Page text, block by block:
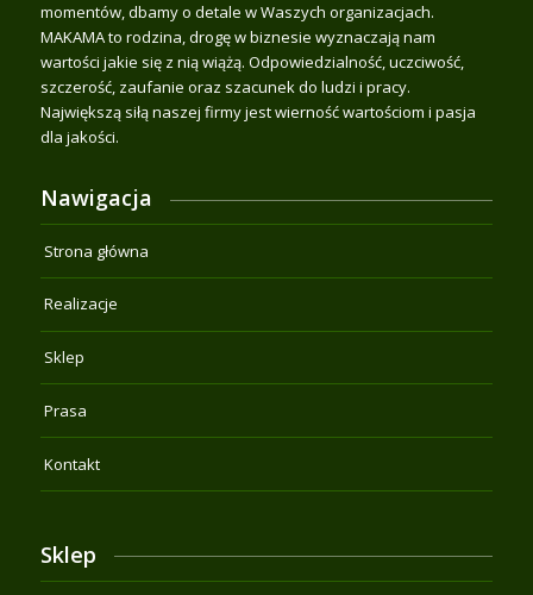
momentów, dbamy o detale w Waszych organizacjach.
MAKAMA to rodzina, drogę w biznesie wyznaczają nam
wartości jakie się z nią wiążą. Odpowiedzialność, uczciwość,
szczerość, zaufanie oraz szacunek do ludzi i pracy.
Największą siłą naszej firmy jest wierność wartościom i pasja
dla jakości.
Nawigacja
Strona główna
Realizacje
Sklep
Prasa
Kontakt
Sklep